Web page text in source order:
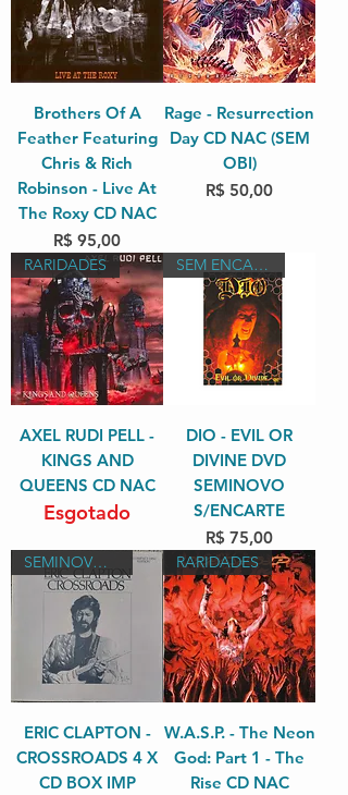
Brothers Of A
Feather Featuring
Chris & Rich
Robinson - Live At
The Roxy CD NAC
Preço
R$ 95,00
Rage - Resurrection
Day CD NAC (SEM
OBI)
Preço
R$ 50,00
RARIDADES
AXEL RUDI PELL -
KINGS AND
QUEENS CD NAC
Esgotado
SEM ENCARTE
DIO - EVIL OR
DIVINE DVD
SEMINOVO
S/ENCARTE
Preço
R$ 75,00
SEMINOVO IMPORTADO
ERIC CLAPTON -
CROSSROADS 4 X
CD BOX IMP
RARIDADES
W.A.S.P. - The Neon
God: Part 1 - The
Rise CD NAC